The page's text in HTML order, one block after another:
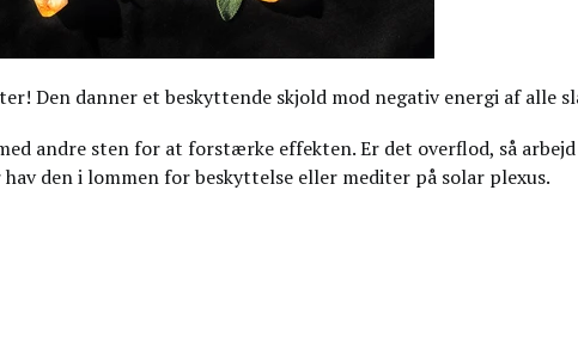
Den danner et beskyttende skjold mod negativ energi af alle
andre sten for at forstærke effekten. Er det overflod, så
den i lommen for beskyttelse eller mediter på solar plexus.